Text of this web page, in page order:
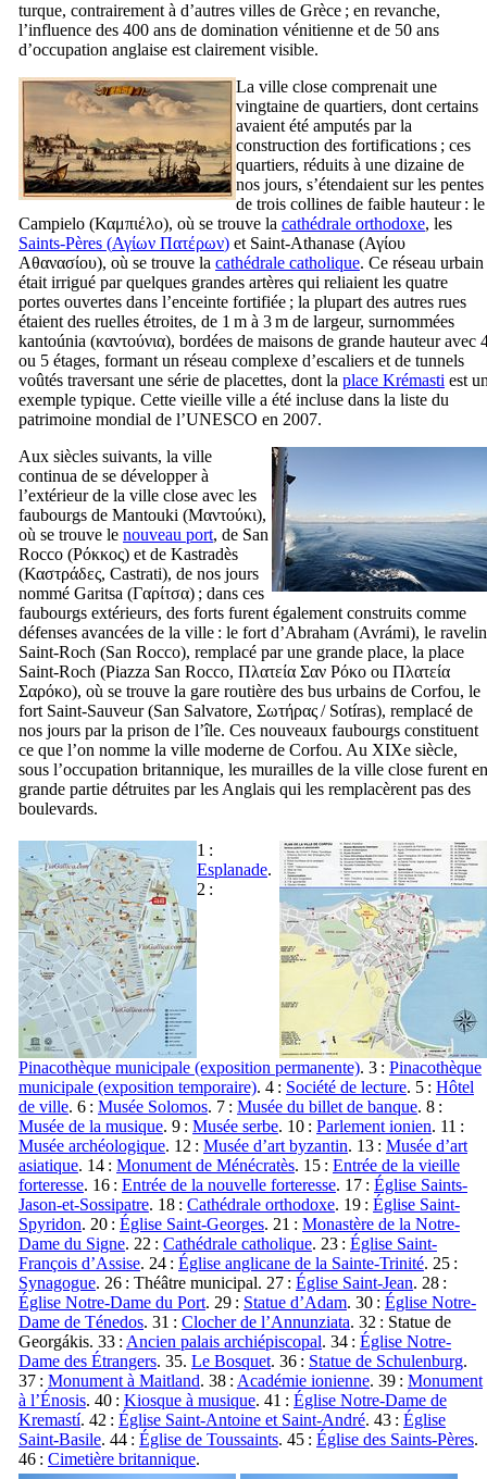
turque, contrairement à d’autres villes de Grèce ; en revanche,
l’influence des 400 ans de domination vénitienne et de 50 ans
d’occupation anglaise est clairement visible.
La ville close comprenait une
vingtaine de quartiers, dont certains
avaient été amputés par la
construction des fortifications ; ces
quartiers, réduits à une dizaine de
nos jours, s’étendaient sur les pentes
de trois collines de faible hauteur : le
Campielo (Καμπιέλο), où se trouve la cathédrale orthodoxe, les
Saints-Pères (Αγίων Πατέρων) et Saint-Athanase (Αγίου
Αθανασίου), où se trouve la cathédrale catholique. Ce réseau urbain
était irrigué par quelques grandes artères qui reliaient les quatre
portes ouvertes dans l’enceinte fortifiée ; la plupart des autres rues
étaient des ruelles étroites, de 1 m à 3 m de largeur, surnommées
kantoúnia (καντούνια), bordées de maisons de grande hauteur avec
ou 5 étages, formant un réseau complexe d’escaliers et de tunnels
voûtés traversant une série de placettes, dont la place Krémasti est
exemple typique. Cette vieille ville a été incluse dans la liste du
patrimoine mondial de l’UNESCO en 2007.
Aux siècles suivants, la ville
continua de se développer à
l’extérieur de la ville close avec les
faubourgs de Mantouki (Μαντούκι),
où se trouve le nouveau port, de San
Rocco (Ρόκκος) et de Kastradès
(Καστράδες, Castrati), de nos jours
nommé Garitsa (Γαρίτσα) ; dans ces
faubourgs extérieurs, des forts furent également construits comme
défenses avancées de la ville : le fort d’Abraham (Avrámi), le ravelin
Saint-Roch (San Rocco), remplacé par une grande place, la place
Saint-Roch (Piazza San Rocco, Πλατεία Σαν Ρόκο ou Πλατεία
Σαρόκο), où se trouve la gare routière des bus urbains de Corfou, le
fort Saint-Sauveur (San Salvatore, Σωτήρας/ Sotíras), remplacé de
nos jours par la prison de l’île. Ces nouveaux faubourgs constituent
ce que l’on nomme la ville moderne de Corfou. Au XIXe siècle,
sous l’occupation britannique, les murailles de la ville close furent en
grande partie détruites par les Anglais qui les remplacèrent pas des
boulevards.
1 :
Esplanade.
2 :
Pinacothèque municipale (exposition permanente). 3 : Pinacothèque
municipale (exposition temporaire). 4 : Société de lecture. 5 : Hôtel
de ville. 6 : Musée Solomos. 7 : Musée du billet de banque. 8 :
Musée de la musique. 9 : Musée serbe. 10 : Parlement ionien. 11 :
Musée archéologique. 12 : Musée d’art byzantin. 13 : Musée d’art
asiatique. 14 : Monument de Ménécratès. 15 : Entrée de la vieille
forteresse. 16 : Entrée de la nouvelle forteresse. 17 : Église Saints-
Jason-et-Sossipatre. 18 : Cathédrale orthodoxe. 19 : Église Saint-
Spyridon. 20 : Église Saint-Georges. 21 : Monastère de la Notre-
Dame du Signe. 22 : Cathédrale catholique. 23 : Église Saint-
François d’Assise. 24 : Église anglicane de la Sainte-Trinité. 25 :
Synagogue. 26 : Théâtre municipal. 27 : Église Saint-Jean. 28 :
Église Notre-Dame du Port. 29 : Statue d’Adam. 30 : Église Notre-
Dame de Ténedos. 31 : Clocher de l’Annunziata. 32 : Statue de
Georgákis. 33 : Ancien palais archiépiscopal. 34 : Église Notre-
Dame des Étrangers. 35. Le Bosquet. 36 : Statue de Schulenburg.
37 : Monument à Maitland. 38 : Académie ionienne. 39 : Monument
à l’Énosis. 40 : Kiosque à musique. 41 : Église Notre-Dame de
Kremastí. 42 : Église Saint-Antoine et Saint-André. 43 : Église
Saint-Basile. 44 : Église de Toussaints. 45 : Église des Saints-Pères.
46 : Cimetière britannique.